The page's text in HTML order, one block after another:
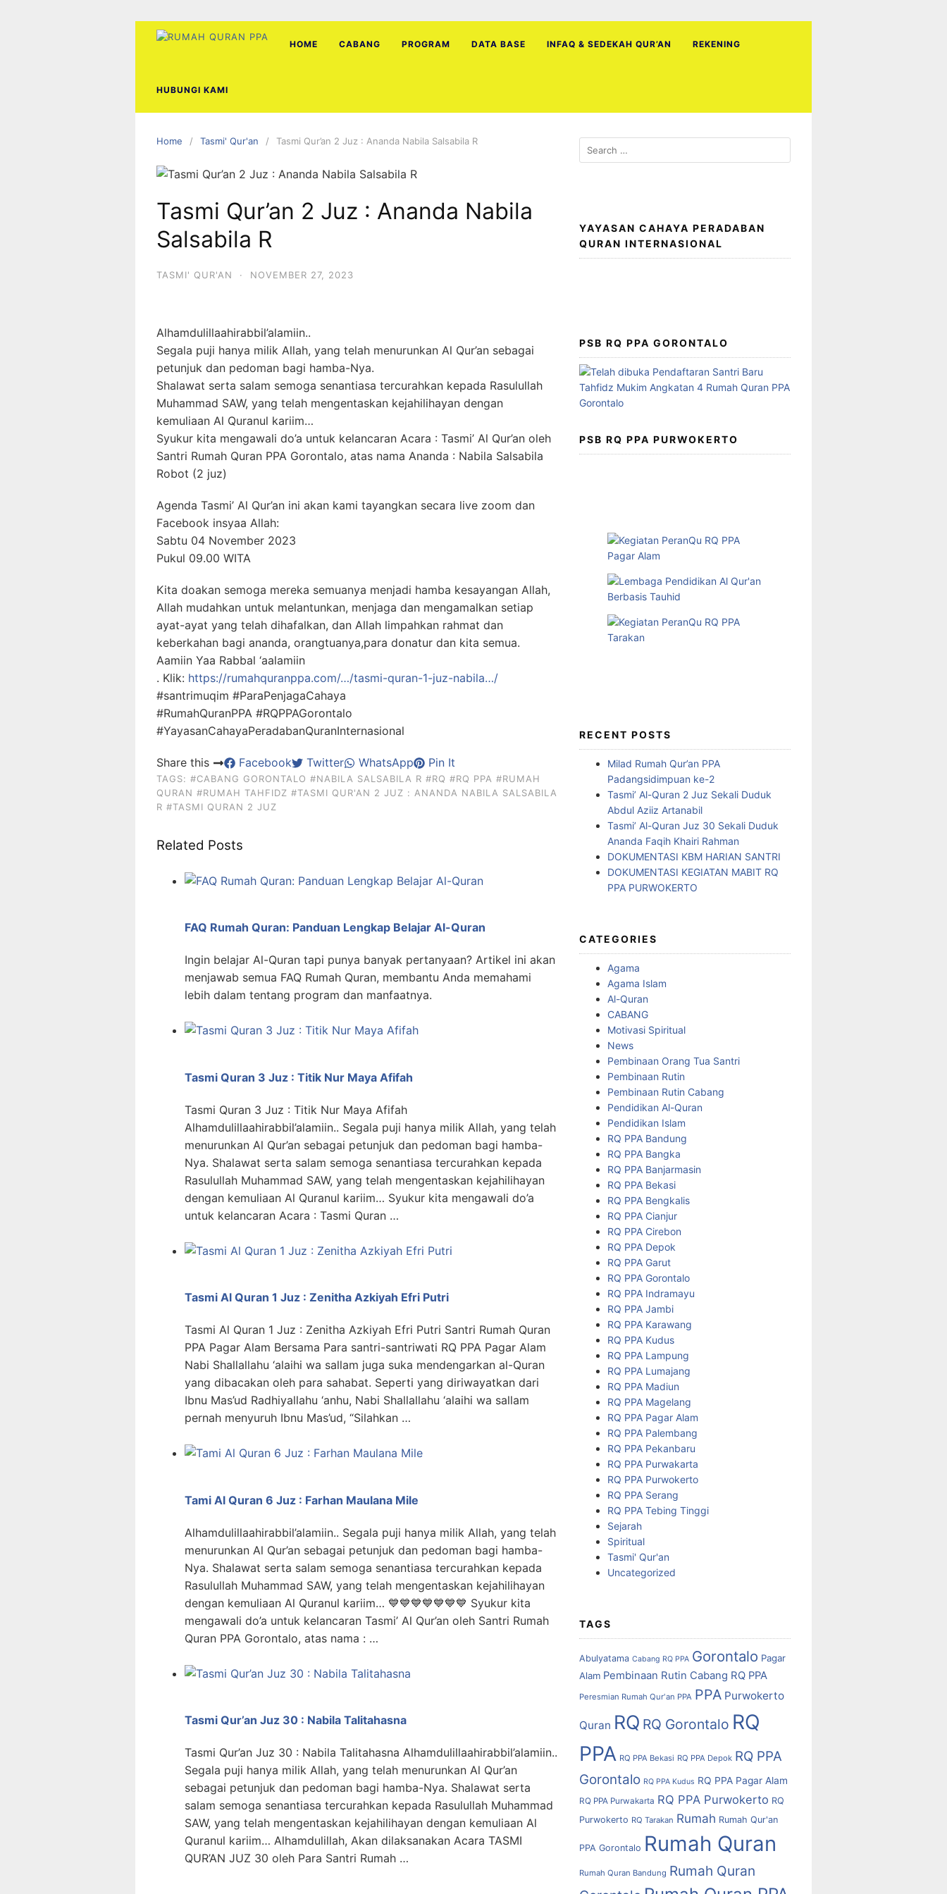
HOME CABANG PROGRAM DATA BASE INFAQ & SEDEKAH QUR’AN REKENING
HUBUNGI KAMI
Home Tasmi' Qur'an Tasmi Qur’an 2 Juz : Ananda Nabila Salsabila R
Tasmi Qur’an 2 Juz : Ananda Nabila
Salsabila R
TASMI' QUR'AN · NOVEMBER 27, 2023
Alhamdulillaahirabbil’alamiin..
Segala puji hanya milik Allah, yang telah menurunkan Al Qur’an sebagai
petunjuk dan pedoman bagi hamba-Nya.
Shalawat serta salam semoga senantiasa tercurahkan kepada Rasulullah
Muhammad SAW, yang telah mengentaskan kejahilihayan dengan
kemuliaan Al Quranul kariim…
Syukur kita mengawali do’a untuk kelancaran Acara : Tasmi’ Al Qur’an oleh
Santri Rumah Quran PPA Gorontalo, atas nama Ananda : Nabila Salsabila
Robot (2 juz)
Agenda Tasmi’ Al Qur’an ini akan kami tayangkan secara live zoom dan
Facebook insyaa Allah:
Sabtu 04 November 2023
Pukul 09.00 WITA
Kita doakan semoga mereka semuanya menjadi hamba kesayangan Allah,
Allah mudahkan untuk melantunkan, menjaga dan mengamalkan setiap
ayat-ayat yang telah dihafalkan, dan Allah limpahkan rahmat dan
keberkahan bagi ananda, orangtuanya,para donatur dan kita semua.
Aamiin Yaa Rabbal ‘aalamiin
. Klik: https://rumahquranppa.com/…/tasmi-quran-1-juz-nabila…/
#santrimuqim #ParaPenjagaCahaya
#RumahQuranPPA #RQPPAGorontalo
#YayasanCahayaPeradabanQuranInternasional
Share this Facebook Twitter WhatsApp Pin It
TAGS: #CABANG GORONTALO #NABILA SALSABILA R #RQ #RQ PPA #RUMAH
QURAN #RUMAH TAHFIDZ #TASMI QUR'AN 2 JUZ : ANANDA NABILA SALSABILA
R #TASMI QURAN 2 JUZ
Related Posts
FAQ Rumah Quran: Panduan Lengkap Belajar Al-Quran
Ingin belajar Al-Quran tapi punya banyak pertanyaan? Artikel ini akan
menjawab semua FAQ Rumah Quran, membantu Anda memahami
lebih dalam tentang program dan manfaatnya.
Tasmi Quran 3 Juz : Titik Nur Maya Afifah
Tasmi Quran 3 Juz : Titik Nur Maya Afifah
Alhamdulillaahirabbil’alamiin.. Segala puji hanya milik Allah, yang telah
menurunkan Al Qur’an sebagai petunjuk dan pedoman bagi hamba-
Nya. Shalawat serta salam semoga senantiasa tercurahkan kepada
Rasulullah Muhammad SAW, yang telah mengentaskan kejahilihayan
dengan kemuliaan Al Quranul kariim… Syukur kita mengawali do’a
untuk kelancaran Acara : Tasmi Quran …
Tasmi Al Quran 1 Juz : Zenitha Azkiyah Efri Putri
Tasmi Al Quran 1 Juz : Zenitha Azkiyah Efri Putri Santri Rumah Quran
PPA Pagar Alam Bersama Para santri-santriwati RQ PPA Pagar Alam
Nabi Shallallahu ‘alaihi wa sallam juga suka mendengarkan al-Quran
yang dibacakan oleh para sahabat. Seperti yang diriwayatkan dari
Ibnu Mas’ud Radhiyallahu ‘anhu, Nabi Shallallahu ‘alaihi wa sallam
pernah menyuruh Ibnu Mas’ud, “Silahkan …
Tami Al Quran 6 Juz : Farhan Maulana Mile
Alhamdulillaahirabbil’alamiin.. Segala puji hanya milik Allah, yang telah
menurunkan Al Qur’an sebagai petunjuk dan pedoman bagi hamba-
Nya. Shalawat serta salam semoga senantiasa tercurahkan kepada
Rasulullah Muhammad SAW, yang telah mengentaskan kejahilihayan
dengan kemuliaan Al Quranul kariim… 💙💙💙💙💙💙💙 Syukur kita
mengawali do’a untuk kelancaran Tasmi’ Al Qur’an oleh Santri Rumah
Quran PPA Gorontalo, atas nama : …
Tasmi Qur’an Juz 30 : Nabila Talitahasna
Tasmi Qur’an Juz 30 : Nabila Talitahasna Alhamdulillaahirabbil’alamiin..
Segala puji hanya milik Allah, yang telah menurunkan Al Qur’an
sebagai petunjuk dan pedoman bagi hamba-Nya. Shalawat serta
salam semoga senantiasa tercurahkan kepada Rasulullah Muhammad
SAW, yang telah mengentaskan kejahilihayan dengan kemuliaan Al
Quranul kariim… Alhamdulillah, Akan dilaksanakan Acara TASMI
QUR’AN JUZ 30 oleh Para Santri Rumah …
Search
for:
YAYASAN CAHAYA PERADABAN
QURAN INTERNASIONAL
PSB RQ PPA GORONTALO
PSB RQ PPA PURWOKERTO
RECENT POSTS
Milad Rumah Qur’an PPA
Padangsidimpuan ke-2
Tasmi’ Al-Quran 2 Juz Sekali Duduk
Abdul Aziiz Artanabil
Tasmi’ Al-Quran Juz 30 Sekali Duduk
Ananda Faqih Khairi Rahman
DOKUMENTASI KBM HARIAN SANTRI
DOKUMENTASI KEGIATAN MABIT RQ
PPA PURWOKERTO
CATEGORIES
Agama
Agama Islam
Al-Quran
CABANG
Motivasi Spiritual
News
Pembinaan Orang Tua Santri
Pembinaan Rutin
Pembinaan Rutin Cabang
Pendidikan Al-Quran
Pendidikan Islam
RQ PPA Bandung
RQ PPA Bangka
RQ PPA Banjarmasin
RQ PPA Bekasi
RQ PPA Bengkalis
RQ PPA Cianjur
RQ PPA Cirebon
RQ PPA Depok
RQ PPA Garut
RQ PPA Gorontalo
RQ PPA Indramayu
RQ PPA Jambi
RQ PPA Karawang
RQ PPA Kudus
RQ PPA Lampung
RQ PPA Lumajang
RQ PPA Madiun
RQ PPA Magelang
RQ PPA Pagar Alam
RQ PPA Palembang
RQ PPA Pekanbaru
RQ PPA Purwakarta
RQ PPA Purwokerto
RQ PPA Serang
RQ PPA Tebing Tinggi
Sejarah
Spiritual
Tasmi' Qur'an
Uncategorized
TAGS
Abulyatama Cabang RQ PPA Gorontalo Pagar
Alam Pembinaan Rutin Cabang RQ PPA
Peresmian Rumah Qur'an PPA PPA Purwokerto
Quran RQ RQ Gorontalo RQ
PPA RQ PPA Bekasi RQ PPA Depok RQ PPA
Gorontalo RQ PPA Kudus RQ PPA Pagar Alam
RQ PPA Purwakarta RQ PPA Purwokerto RQ
Purwokerto RQ Tarakan Rumah Rumah Qur'an
PPA Gorontalo Rumah Quran
Rumah Quran Bandung Rumah Quran